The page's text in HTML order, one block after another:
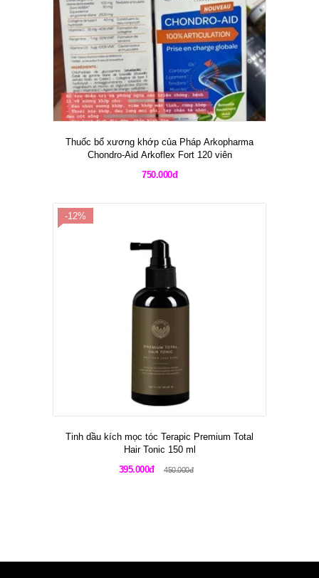
Thuốc bổ xương khớp của Pháp Arkopharma
Chondro-Aid Arkoflex Fort 120 viên
750.000đ
-12%
Tinh dầu kích mọc tóc Terapic Premium Total
Hair Tonic 150 ml
395.000đ
450.000đ